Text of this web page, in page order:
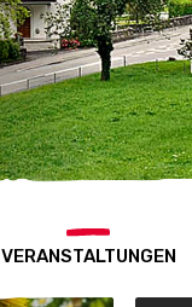
VERANSTALTUNGEN